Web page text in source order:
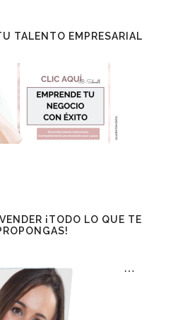
TALENTO EMPRESARIAL
¡TODO LO QUE TE
…